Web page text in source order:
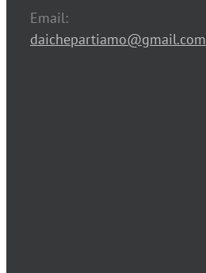
Email:
daichepartiamo@gmail.com